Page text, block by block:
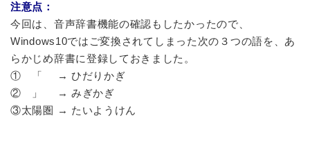
注意点：
今回は、音声辞書機能の確認もしたかったので、
Windows10ではご変換されてしまった次の３つの語を、あ
らかじめ辞書に登録しておきました。
① 「 → ひだりかぎ
② 」 → みぎかぎ
③太陽圏 → たいようけん